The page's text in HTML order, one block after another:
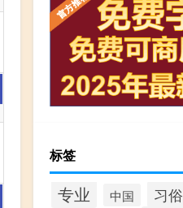
标签
专业 中国 习俗